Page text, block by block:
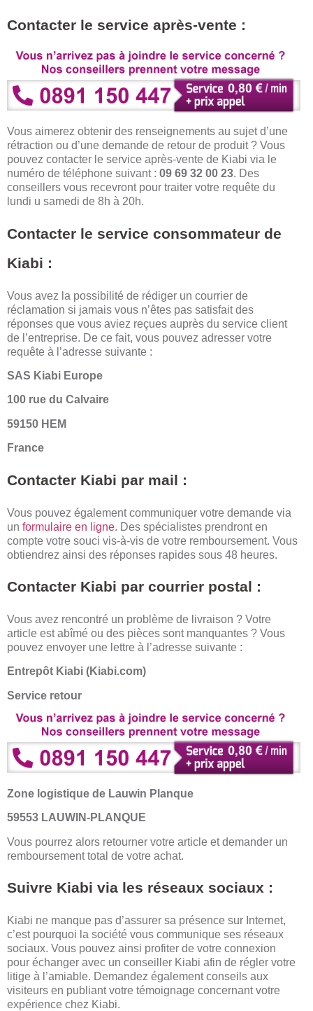
Contacter le service après-vente :
Vous aimerez obtenir des renseignements au sujet d’une
rétraction ou d’une demande de retour de produit ? Vous
pouvez contacter le service après-vente de Kiabi via le
numéro de téléphone suivant : 09 69 32 00 23. Des
conseillers vous recevront pour traiter votre requête du
lundi u samedi de 8h à 20h.
Contacter le service consommateur de
Kiabi :
Vous avez la possibilité de rédiger un courrier de
réclamation si jamais vous n’êtes pas satisfait des
réponses que vous aviez reçues auprès du service client
de l’entreprise. De ce fait, vous pouvez adresser votre
requête à l’adresse suivante :
SAS Kiabi Europe
100 rue du Calvaire
59150 HEM
France
Contacter Kiabi par mail :
Vous pouvez également communiquer votre demande via
un formulaire en ligne. Des spécialistes prendront en
compte votre souci vis-à-vis de votre remboursement. Vous
obtiendrez ainsi des réponses rapides sous 48 heures.
Contacter Kiabi par courrier postal :
Vous avez rencontré un problème de livraison ? Votre
article est abîmé ou des pièces sont manquantes ? Vous
pouvez envoyer une lettre à l’adresse suivante :
Entrepôt Kiabi (Kiabi.com)
Service retour
Zone logistique de Lauwin Planque
59553 LAUWIN-PLANQUE
Vous pourrez alors retourner votre article et demander un
remboursement total de votre achat.
Suivre Kiabi via les réseaux sociaux :
Kiabi ne manque pas d’assurer sa présence sur Internet,
c’est pourquoi la société vous communique ses réseaux
sociaux. Vous pouvez ainsi profiter de votre connexion
pour échanger avec un conseiller Kiabi afin de régler votre
litige à l’amiable. Demandez également conseils aux
visiteurs en publiant votre témoignage concernant votre
expérience chez Kiabi.